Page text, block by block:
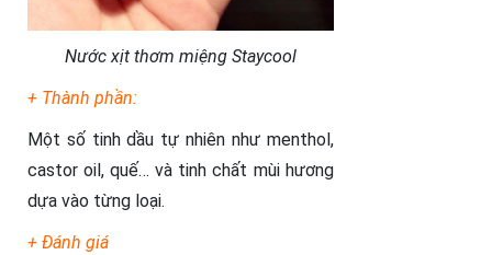
Nước xịt thơm miệng Staycool
+ Thành phần:
Một số tinh dầu tự nhiên như menthol,
castor oil, quế… và tinh chất mùi hương
dựa vào từng loại.
+ Đánh giá